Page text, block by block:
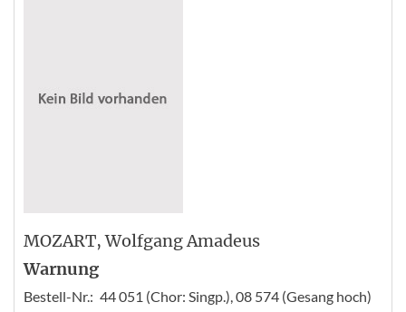
MOZART, Wolfgang Amadeus
Warnung
Bestell-Nr.: 44 051 (Chor: Singp.), 08 574 (Gesang hoch)